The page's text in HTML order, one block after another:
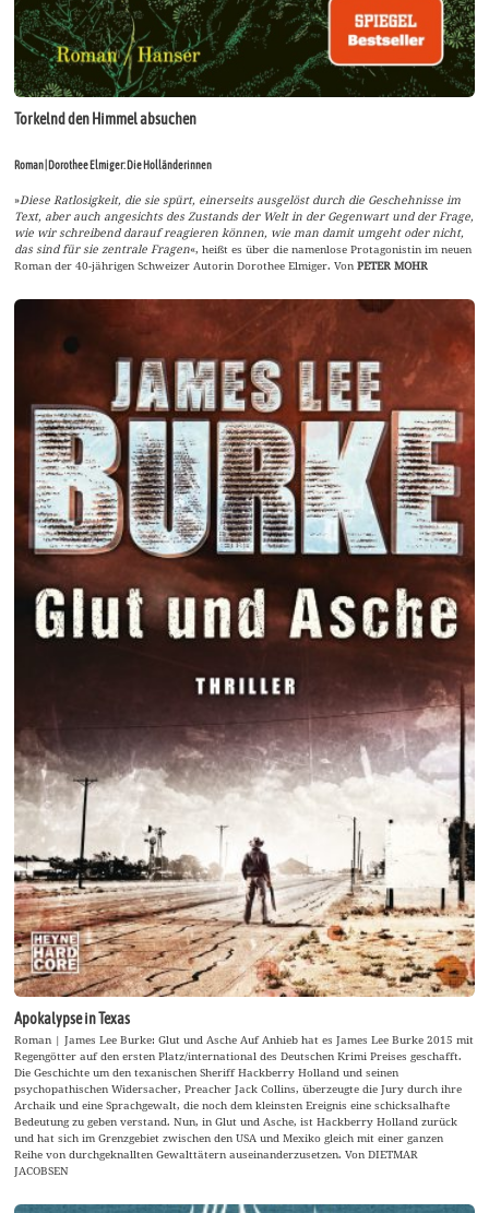
Torkelnd den Himmel absuchen
Roman | Dorothee Elmiger: Die Holländerinnen
»Diese Ratlosigkeit, die sie spürt, einerseits ausgelöst durch die Geschehnisse im
Text, aber auch angesichts des Zustands der Welt in der Gegenwart und der Frage,
wie wir schreibend darauf reagieren können, wie man damit umgeht oder nicht,
das sind für sie zentrale Fragen«, heißt es über die namenlose Protagonistin im neuen
Roman der 40-jährigen Schweizer Autorin Dorothee Elmiger. VonPETER MOHR
Apokalypse in Texas
Roman | James Lee Burke: Glut und Asche Auf Anhieb hat es James Lee Burke 2015 mit
Regengötter auf den ersten Platz/international des Deutschen Krimi Preises geschafft.
Die Geschichte um den texanischen Sheriff Hackberry Holland und seinen
psychopathischen Widersacher, Preacher Jack Collins, überzeugte die Jury durch ihre
Archaik und eine Sprachgewalt, die noch dem kleinsten Ereignis eine schicksalhafte
Bedeutung zu geben verstand. Nun, in Glut und Asche, ist Hackberry Holland zurück
und hat sich im Grenzgebiet zwischen den USA und Mexiko gleich mit einer ganzen
Reihe von durchgeknallten Gewalttätern auseinanderzusetzen. Von DIETMAR
JACOBSEN